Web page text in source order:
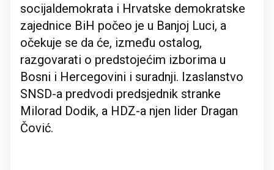
socijaldemokrata i Hrvatske demokratske
zajednice BiH počeo je u Banjoj Luci, a
očekuje se da će, između ostalog,
razgovarati o predstojećim izborima u
Bosni i Hercegovini i suradnji. Izaslanstvo
SNSD-a predvodi predsjednik stranke
Milorad Dodik, a HDZ-a njen lider Dragan
Čović.